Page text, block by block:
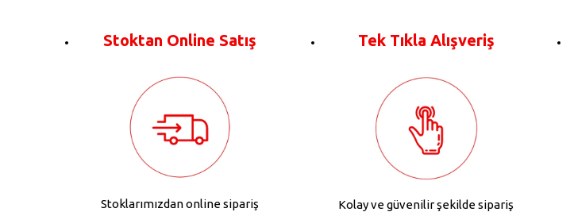
Stoktan Online Satış
Stoklarımızdan online sipariş
Tek Tıkla Alışveriş
Kolay ve güvenilir şekilde sipariş